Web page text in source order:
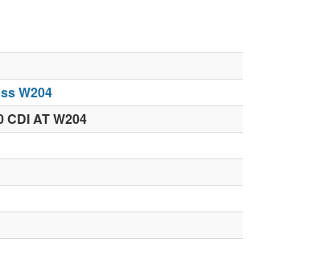
W204
CDI AT W204